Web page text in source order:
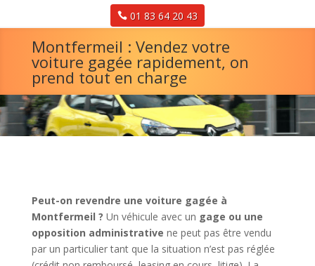
01 83 64 20 43
Montfermeil : Vendez votre
voiture gagée rapidement, on
prend tout en charge
Peut-on revendre une voiture gagée à
Montfermeil ? Un véhicule avec un gage ou une
opposition administrative ne peut pas être vendu
par un particulier tant que la situation n’est pas réglée